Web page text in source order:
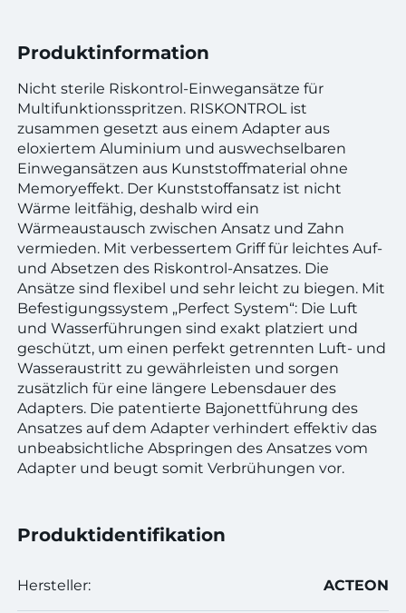
Produktinformation
Nicht sterile Riskontrol-Einwegansätze für
Multifunktionsspritzen. RISKONTROL ist
zusammen gesetzt aus einem Adapter aus
eloxiertem Aluminium und auswechselbaren
Einwegansätzen aus Kunststoffmaterial ohne
Memoryeffekt. Der Kunststoffansatz ist nicht
Wärme leitfähig, deshalb wird ein
Wärmeaustausch zwischen Ansatz und Zahn
vermieden. Mit verbessertem Griff für leichtes Auf-
und Absetzen des Riskontrol-Ansatzes. Die
Ansätze sind flexibel und sehr leicht zu biegen. Mit
Befestigungssystem „Perfect System“: Die Luft
und Wasserführungen sind exakt platziert und
geschützt, um einen perfekt getrennten Luft- und
Wasseraustritt zu gewährleisten und sorgen
zusätzlich für eine längere Lebensdauer des
Adapters. Die patentierte Bajonettführung des
Ansatzes auf dem Adapter verhindert effektiv das
unbeabsichtliche Abspringen des Ansatzes vom
Adapter und beugt somit Verbrühungen vor.
Produktidentifikation
Hersteller: ACTEON